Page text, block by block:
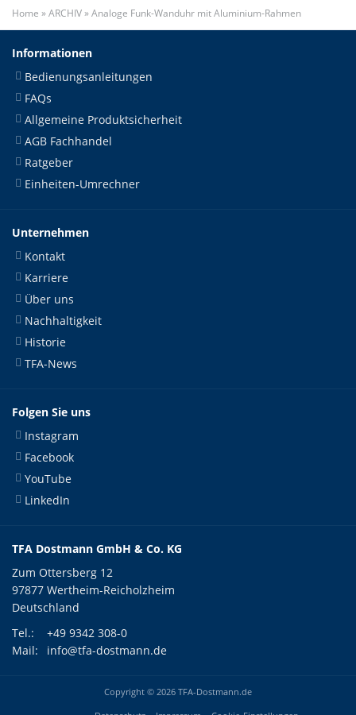
Home »ARCHIV»Analoge Funk-Wanduhr mit Aluminium-Rahmen
Informationen
Bedienungsanleitungen
FAQs
Allgemeine Produktsicherheit
AGB Fachhandel
Ratgeber
Einheiten-Umrechner
Unternehmen
Kontakt
Karriere
Über uns
Nachhaltigkeit
Historie
TFA-News
Folgen Sie uns
Instagram
Facebook
YouTube
LinkedIn
TFA Dostmann GmbH & Co. KG
Zum Ottersberg 12
97877 Wertheim-Reicholzheim
Deutschland
Tel.:
+49 9342 308-0
Mail:
info@tfa-dostmann.de
Copyright © 2026 TFA-Dostmann.de